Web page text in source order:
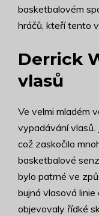
basketbalovém
hráčů, kteří tento
Derrick
vlasů
Ve velmi mladém
vypadávání vlasů.
což zaskočilo
basketbalové
bylo patrné ve
bujná vlasová
objevovaly řídké